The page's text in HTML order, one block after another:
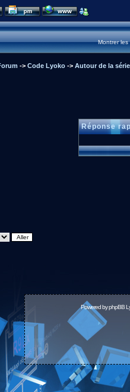
Montrer
-> Code Lyoko-> Autour de la série
Réponse
Powered byphpBB